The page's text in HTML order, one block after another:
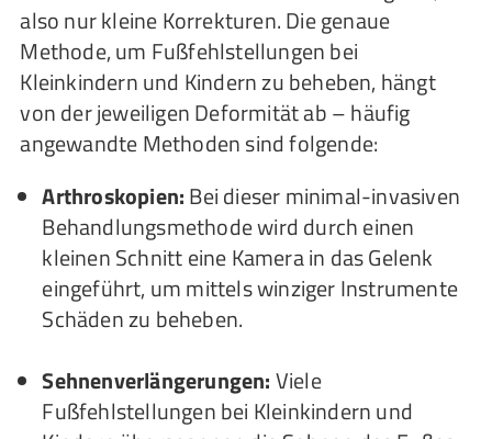
also nur kleine Korrekturen. Die genaue
Methode, um Fußfehlstellungen bei
Kleinkindern und Kindern zu beheben, hängt
von der jeweiligen Deformität ab – häufig
angewandte Methoden sind folgende:
Arthroskopien:Bei dieser minimal-invasiven
Behandlungsmethode wird durch einen
kleinen Schnitt eine Kamera in das Gelenk
eingeführt, um mittels winziger Instrumente
Schäden zu beheben.
Sehnenverlängerungen:Viele
Fußfehlstellungen bei Kleinkindern und